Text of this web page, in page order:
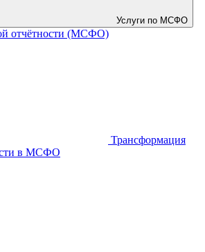
Услуги по МСФО
отчётности (МСФО)
Трансформация
в МСФО